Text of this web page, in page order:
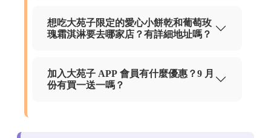
想吃大苑子限定的愛心小餅乾和葡萄玫
瑰霜淇淋要去哪家店？有詳細地址嗎？
加入大苑子 APP 會員有什麼優惠？9 月
份有買一送一嗎？